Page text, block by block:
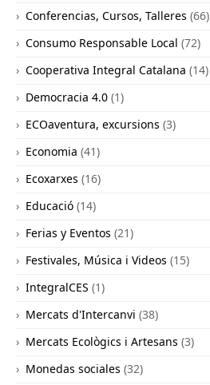
Conferencias, Cursos, Talleres (66)
Consumo Responsable Local (72)
Cooperativa Integral Catalana (14)
Democracia 4.0 (1)
ECOaventura, excursions (3)
Economia (41)
Ecoxarxes (16)
Educació (14)
Ferias y Eventos (21)
Festivales, Música i Videos (15)
IntegralCES (1)
Mercats d'Intercanvi (38)
Mercats Ecològics i Artesans (3)
Monedas sociales (32)